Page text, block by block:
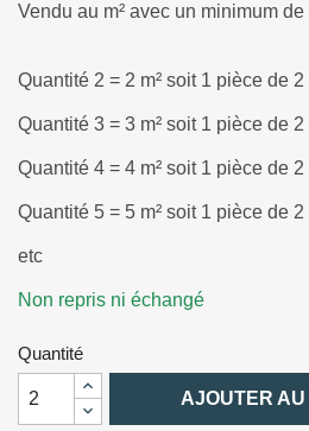
Vendu au m² avec un minimum de
Quantité 2 = 2 m² soit 1 pièce de
Quantité 3 = 3 m² soit 1 pièce de
Quantité 4 = 4 m² soit 1 pièce de
Quantité 5 = 5 m² soit 1 pièce de
etc
Non repris ni échangé
Quantité
AJOUTER AU